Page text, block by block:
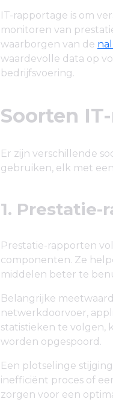
IT-rapportage is om
monitoren van
waarborgen van de
waardevolle data op
bedrijfsvoering.
Soorten
Er zijn verschillende
gebruiken, elk met
1. Prestatie-
Prestatie-rapporten
componenten. Ze
middelen beter te
Belangrijke
netwerkdoorvoer,
statistieken te
worden opgespoord.
Een plotselinge
inefficiënt proces of
zorgen voor een